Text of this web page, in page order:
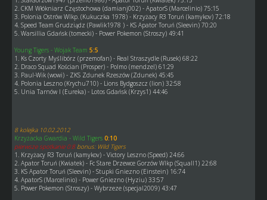
2. CKM Włókniarz Częstochowa (damianj002) - ApatorS (Marcelinio) 75:15
3. Polonia Ostrów Wlkp. (Kukuczka 1978) - Krzyżacy R3 Toruń (kamykov) 72:18
4. Speed Team Grudziądz (Pawlik1978 ) - KS Apator Toruń (Sleevin) 70:20
5. Warsillia Gdańsk (tomecki) - Power Pokemon (Stroszy) 49:41
Young Tigers - Wojak Team 5:5
1. Ks Czorty Myślibórz (przemofan) - Real Straszydle (Rusek) 68:22
2. Draco Squad Kościan (Prosper) - Polmo (mendzel) 61:29
3. Paul-Wik (wowi) - ZKS Zdunek Rzeszów (Zdunek) 45:45
4. Polonia Leszno (Krychu710) - Lions Bydgoszcz (lion) 32:58
5. Unia Tarnów I (Eureka) - Lotos Gdańsk (Krzys1) 44:46
8 kolejka 10.02.2012
Krzyżacka Gwardia - Wild Tigers 0:10
pierwsze spotkanie 0:8 bonus: Wild Tigers
1. Krzyżacy R3 Toruń (kamykov) - Victory Leszno (Speed) 24:66
2. Apator Toruń (Kwiatek) - Fc Stare Drzewce Gorzów Wlkp (Squall1) 22:68
3. KS Apator Toruń (Sleevin) - Stupki Gniezno (Einstein) 16:74
4. ApatorS (Marcelinio) - Power Gniezno (Hyziu) 33:57
5. Power Pokemon (Stroszy) - Wybrzeze (specjal2009) 43:47